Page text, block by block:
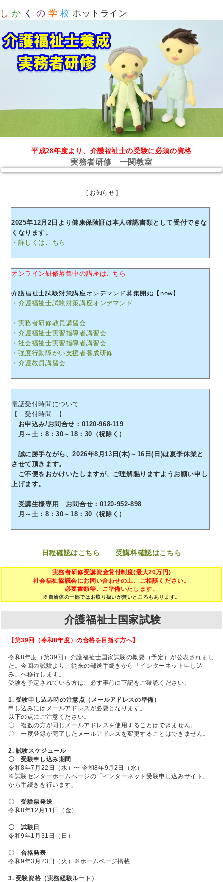
し か く の 学 校 ホットライン
平成28年度より、介護福祉士の受験に必須の資格
実務者研修 一関教室
[ お知らせ ]
2025年12月2日より健康保険証は本人確認書類として受付できな
くなります。
・詳しくはこちら
オンライン研修募集中の講座はこちら
介護福祉士試験対策講座オンデマンド募集開始【new】
・介護福祉士試験対策講座オンデマンド
・実務者研修教員講習会
・介護福祉士実習指導者講習会
・社会福祉士実習指導者講習会
・強度行動障がい支援者養成研修
・介護教員講習会
電話受付時間について
【 受付時間 】
お申込み/お問合せ：0120-968-119
月～土：8：30～18：30（祝除く）
誠に勝手ながら、2026年8月13日(木)～16日(日)は夏季休業と
させて頂きます。
ご不便をおかけいたしますが、ご理解賜りますようお願い申し
上げます。
受講生様専用 お問合せ：0120-952-898
月～土：8：30～18：30（祝除く）
日程確認はこちら 受講料確認はこちら
実務者研修受講資金貸付制度(最大20万円)
社会福祉協議会にお問い合わせの上、ご相談ください。
必要書類等、ご準備いたします。
※自治体の一部ではお取り扱いが無いところもあります。
介護福祉士国家試験
【第39回（令和8年度）の合格を目指す方へ】
令和8年度（第39回）介護福祉士国家試験の概要（予定）が公表されまし
た。今回の試験より、従来の郵送手続きから「インターネット申し込
み」へ移行します。
受験を予定されている方は、必ず事前に下記をご確認ください。
1. 受験申し込み時の注意点（メールアドレスの準備）
申し込みにはメールアドレスが必要となります。
以下の点にご注意ください。
〇 複数の方が同じメールアドレスを使用することはできません。
〇 一度登録が完了したメールアドレスを変更することはできません。
2. 試験スケジュール
〇 受験申し込み期間
令和8年7月22日（水）〜 令和8年9月2日（水）
※試験センターホームページの「インターネット受験申し込みサイト」
から手続きを行います。
〇 受験票発送
令和8年12月11日（金）
〇 試験日
令和9年1月31日（日）
〇 合格発表
令和9年3月23日（火）※ホームページ掲載
3. 受験資格（実務経験ルート）